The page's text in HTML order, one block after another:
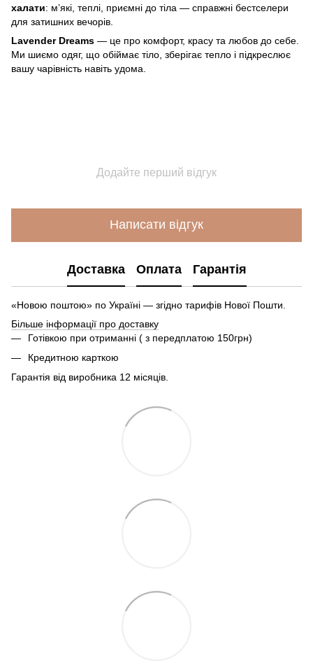
халати: м’які, теплі, приємні до тіла — справжні бестселери
для затишних вечорів.
Lavender Dreams — це про комфорт, красу та любов до себе.
Ми шиємо одяг, що обіймає тіло, зберігає тепло і підкреслює
вашу чарівність навіть удома.
Додайте перший відгук
Написати відгук
Доставка Оплата Гарантія
«Новою поштою» по Україні — згідно тарифів Нової Пошти.
Більше інформації про доставку
Готівкою при отриманні ( з передплатою 150грн)
Кредитною карткою
Гарантія від виробника 12 місяців.